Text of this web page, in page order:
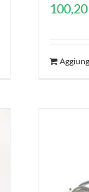
100,20